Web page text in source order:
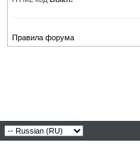
Правила форума